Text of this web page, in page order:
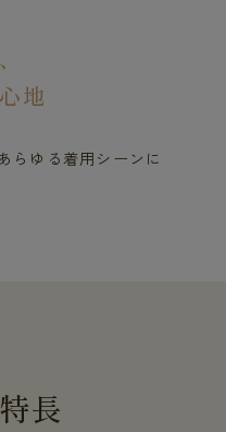
地
らゆる着用シーンに
特長